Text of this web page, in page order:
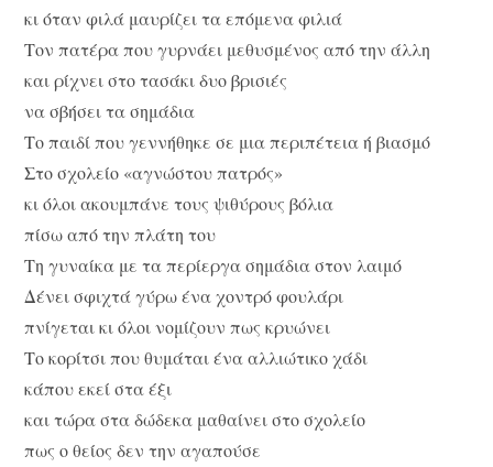
κι όταν φιλά μαυρίζει τα επόμενα φιλιά
Τον πατέρα που γυρνάει μεθυσμένος από την άλλη
και ρίχνει στο τασάκι δυο βρισιές
να σβήσει τα σημάδια
Το παιδί που γεννήθηκε σε μια περιπέτεια ή βιασμό
Στο σχολείο «αγνώστου πατρός»
κι όλοι ακουμπάνε τους ψιθύρους βόλια
πίσω από την πλάτη του
Τη γυναίκα με τα περίεργα σημάδια στον λαιμό
Δένει σφιχτά γύρω ένα χοντρό φουλάρι
πνίγεται κι όλοι νομίζουν πως κρυώνει
Το κορίτσι που θυμάται ένα αλλιώτικο χάδι
κάπου εκεί στα έξι
και τώρα στα δώδεκα μαθαίνει στο σχολείο
πως ο θείος δεν την αγαπούσε